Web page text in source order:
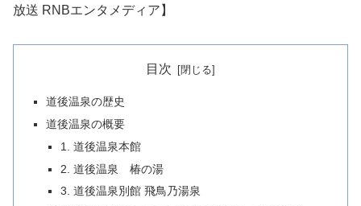
放送 RNBエンタメディア】
目次
道後温泉の歴史
道後温泉の概要
1. 道後温泉本館
2. 道後温泉 椿の湯
3. 道後温泉別館 飛鳥乃湯泉